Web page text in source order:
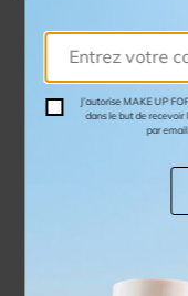
J’autorise MAKE UP
dans le but de
par